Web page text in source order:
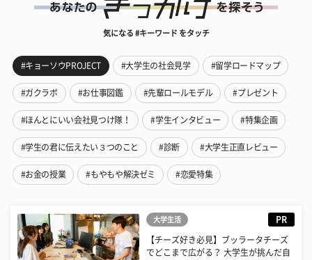
気になる #キーワード をタッチ
#キョーソウPROJECT #大学生の社会見学 #留学ロードマップ
#ガクラボ #お仕事図鑑 #先輩ロールモデル #プレゼント
#ほんとにいい会社見つけ隊！ #学生インタビュー #特集企画
#学生の君に伝えたい３つのこと #診断 #大学生正直レビュー
#お金の授業 #もやもや解決ゼミ #恋愛特集
大学生活 PR
【チーズ好き必見】ブッラータチーズ
でどこまで広がる？ 大学生が挑んだ自